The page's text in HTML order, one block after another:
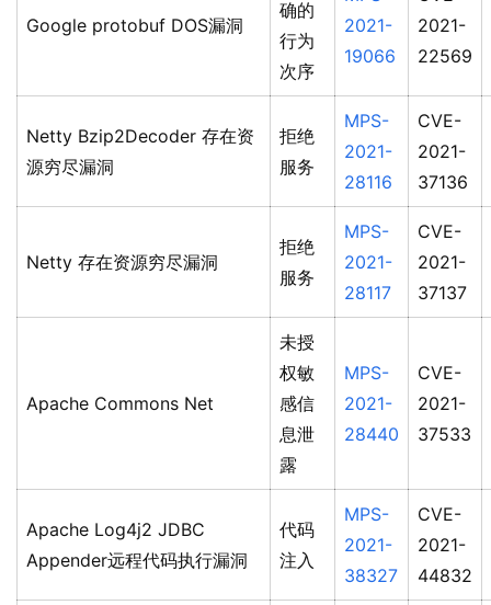
Google protobuf DOS漏洞
确的
行为
次序
2021-
19066
2021-
22569
Netty Bzip2Decoder 存在资
源穷尽漏洞
拒绝
服务
MPS-
2021-
28116
CVE-
2021-
37136
Netty 存在资源穷尽漏洞
拒绝
服务
MPS-
2021-
28117
CVE-
2021-
37137
Apache Commons Net
未授
权敏
感信
息泄
露
MPS-
2021-
28440
CVE-
2021-
37533
Apache Log4j2 JDBC
Appender远程代码执行漏洞
代码
注入
MPS-
2021-
38327
CVE-
2021-
44832